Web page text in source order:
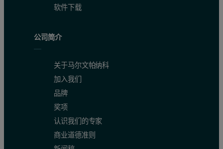
软件下载
公司简介
关于马尔文帕纳科
加入我们
品牌
奖项
认识我们的专家
商业道德准则